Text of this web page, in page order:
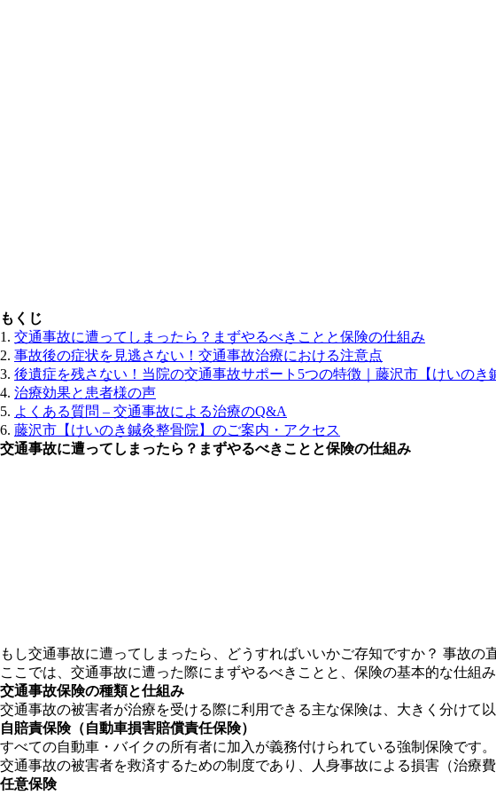
もくじ
交通事故に遭ってしまったら？まずやるべきことと保険の仕組み
事故後の症状を見逃さない！交通事故治療における注意点
後遺症を残さない！当院の交通事故サポート5つの特徴｜藤沢市【けいのき
治療効果と患者様の声
よくある質問 – 交通事故による治療のQ&A
藤沢市【けいのき鍼灸整骨院】のご案内・アクセス
交通事故に遭ってしまったら？まずやるべきことと保険の仕組み
もし交通事故に遭ってしまったら、どうすればいいかご存知ですか？ 事故
ここでは、交通事故に遭った際にまずやるべきことと、保険の基本的な仕組
交通事故保険の種類と仕組み
交通事故の被害者が治療を受ける際に利用できる主な保険は、大きく分けて以
自賠責保険（自動車損害賠償責任保険）
すべての自動車・バイクの所有者に加入が義務付けられている強制保険です。
交通事故の被害者を救済するための制度であり、人身事故による損害（治療
任意保険